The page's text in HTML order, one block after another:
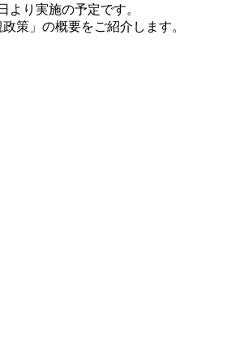
より実施の予定です。
策」の概要をご紹介します。